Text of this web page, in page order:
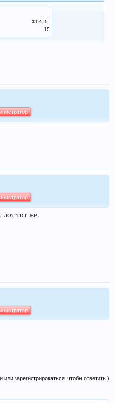
33,4 КБ
15
лот тот же.
зарегистрироваться, чтобы ответить.)